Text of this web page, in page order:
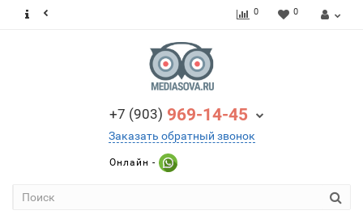
0 0
+7 (903) 969-14-45
Заказать обратный звонок
Онлайн -